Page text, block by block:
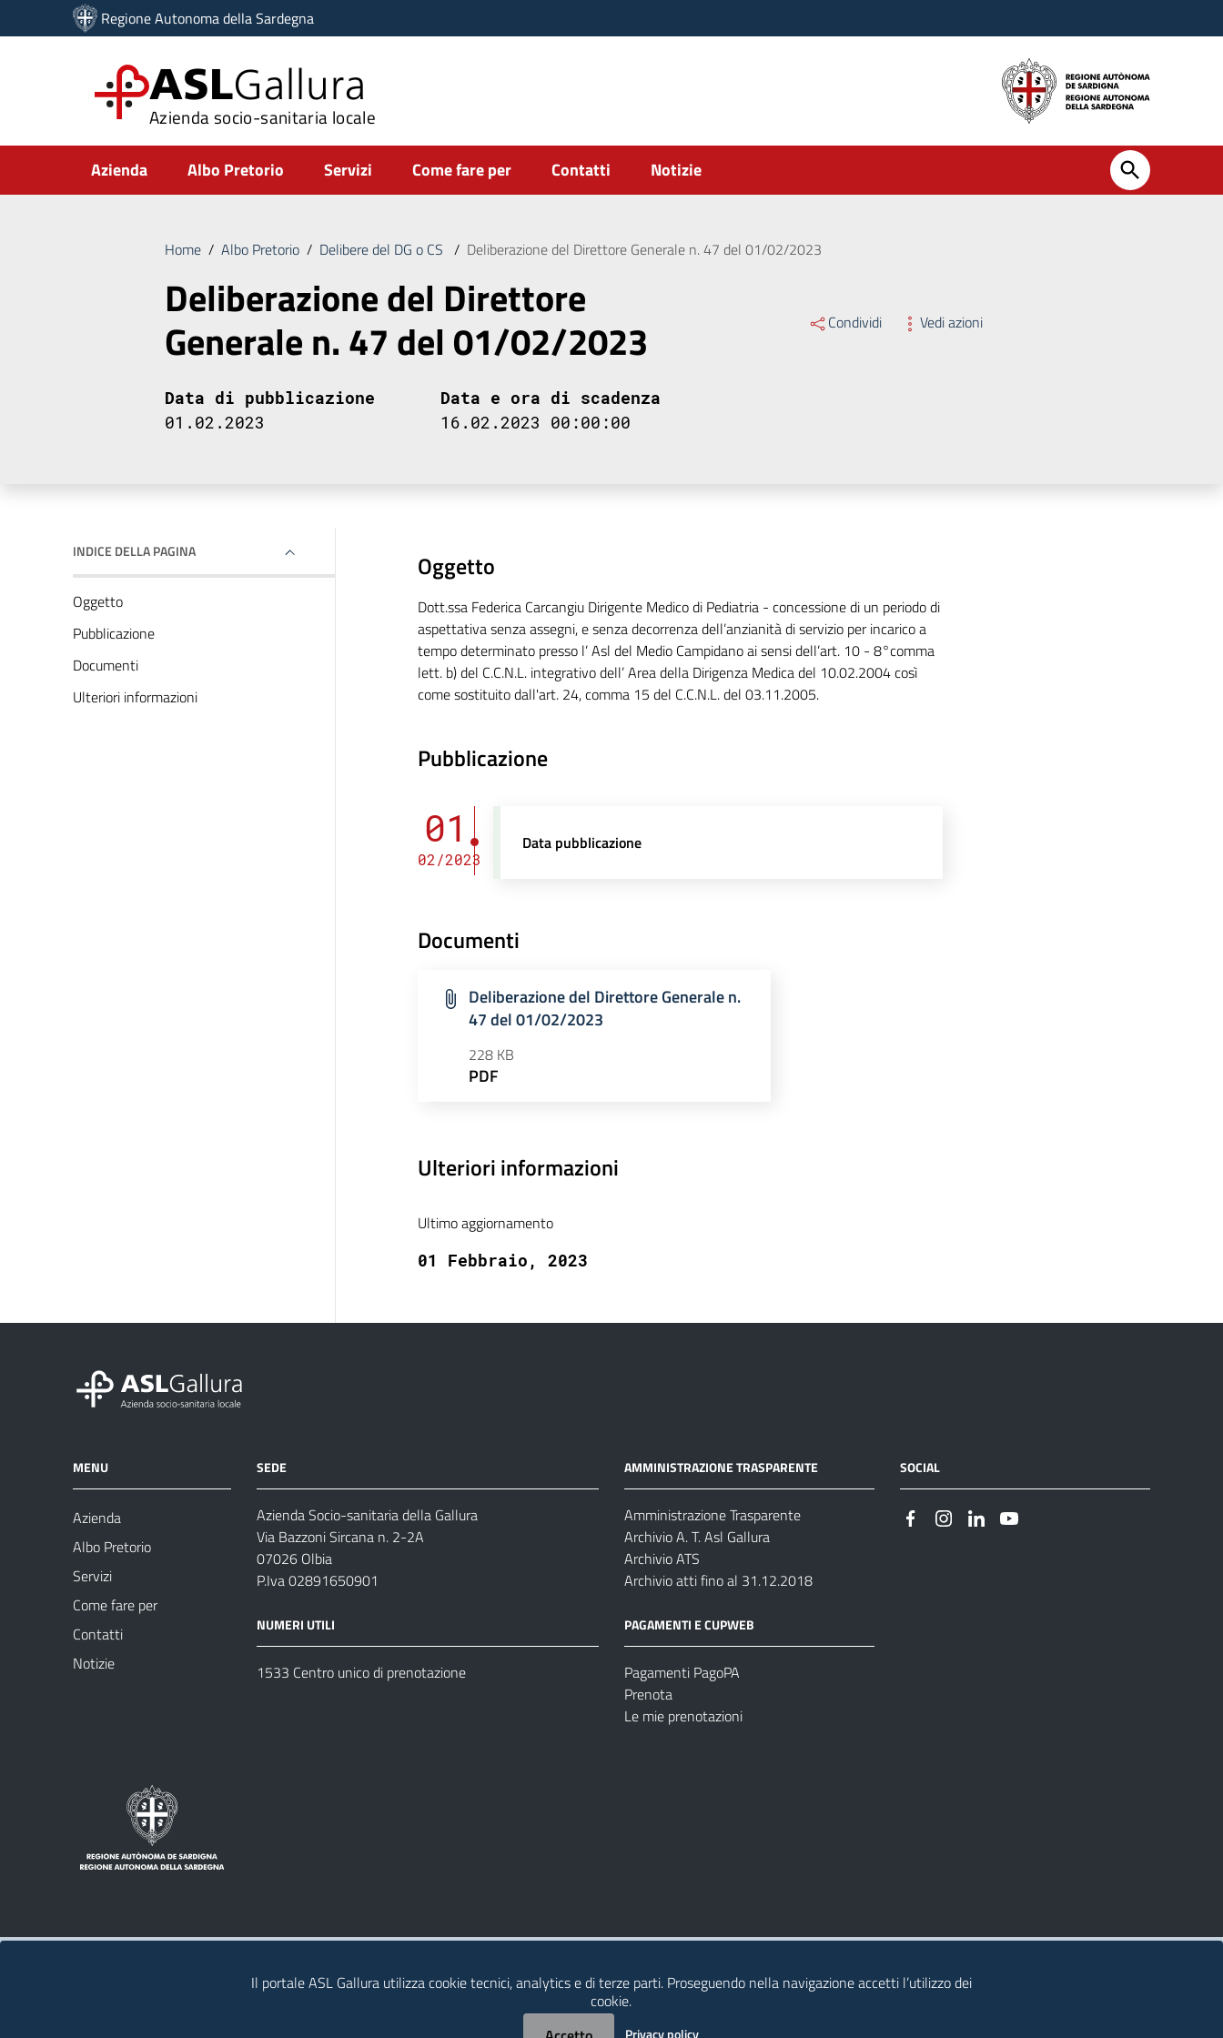
Vai ai contenuti
Vai al menu di navigazione
Regione Autonoma della Sardegna
ASLGallura
Azienda socio-sanitaria locale
Submenu
Azienda Albo Pretorio Servizi Come fare per Contatti Notizie
Home / Albo Pretorio / Delibere del DG o CS / Deliberazione del Direttore Generale n. 47 del 01/02/2023
Deliberazione del Direttore
Generale n. 47 del 01/02/2023 Condividi Vedi azioni
Data di pubblicazione
01.02.2023
Data e ora di scadenza
16.02.2023 00:00:00
INDICE DELLA PAGINA
Oggetto
Pubblicazione
Documenti
Ulteriori informazioni
Oggetto
Dott.ssa Federica Carcangiu Dirigente Medico di Pediatria - concessione di un periodo di
aspettativa senza assegni, e senza decorrenza dell’anzianità di servizio per incarico a
tempo determinato presso l’ Asl del Medio Campidano ai sensi dell’art. 10 - 8°comma
lett. b) del C.C.N.L. integrativo dell’ Area della Dirigenza Medica del 10.02.2004 così
come sostituito dall'art. 24, comma 15 del C.C.N.L. del 03.11.2005.
Pubblicazione
01
02/2023
Data pubblicazione
Documenti
Deliberazione del Direttore Generale n.
47 del 01/02/2023
228 KB
PDF
Ulteriori informazioni
Ultimo aggiornamento
01 Febbraio, 2023
MENU
Azienda
Albo Pretorio
Servizi
Come fare per
Contatti
Notizie
SEDE
Azienda Socio-sanitaria della Gallura
Via Bazzoni Sircana n. 2-2A
07026 Olbia
P.Iva 02891650901
NUMERI UTILI
1533 Centro unico di prenotazione
AMMINISTRAZIONE TRASPARENTE
Amministrazione Trasparente
Archivio A. T. Asl Gallura
Archivio ATS
Archivio atti fino al 31.12.2018
PAGAMENTI E CUPWEB
Pagamenti PagoPA
Prenota
Le mie prenotazioni
SOCIAL
Il portale ASL Gallura utilizza cookie tecnici, analytics e di terze parti. Proseguendo nella navigazione accetti l’utilizzo dei
cookie.
Privacy policy